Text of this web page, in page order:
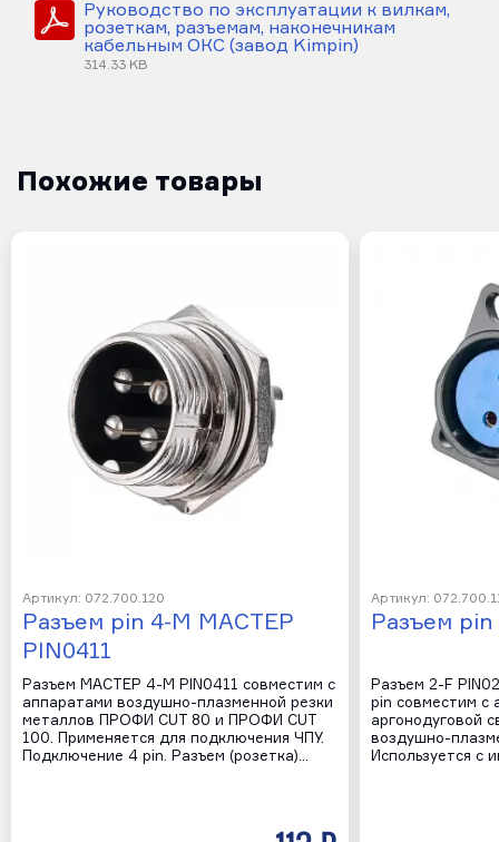
Руководство по эксплуатации к вилкам,
розеткам, разъемам, наконечникам
кабельным ОКС (завод Kimpin)
314.33 KB
Похожие товары
Артикул: 072.700.120
Разъем pin 4-M МАСТЕР
PIN0411
Разъем МАСТЕР 4-M PIN0411 совместим с
аппаратами воздушно-плазменной резки
металлов ПРОФИ CUT 80 и ПРОФИ CUT
100. Применяется для подключения ЧПУ.
Подключение 4 pin. Разъем (розетка)…
Артикул:
Разъем pin
Разъем 2-F
pin совместим с
аргонодуговой
воздушно-
Используется с